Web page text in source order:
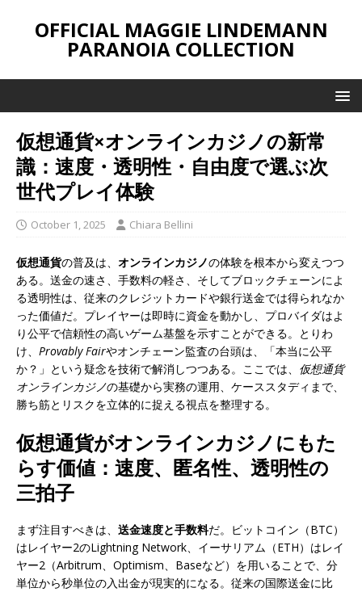
OFFICIAL MAGGIE LINDEMANN
PARANOIA COLLECTION
仮想通貨×オンラインカジノの新常
識：速度・透明性・自由度で選ぶ次
世代プレイ体験
October 1, 2025 Chiara Bellini
仮想通貨の普及は、 オンラインカジノの体験を根本から変えつつ
ある。送金の速さ、手数料の軽さ、そしてブロックチェーンによ
る透明性は、従来のクレジットカードや銀行送金では得られなか
った価値だ。プレイヤーは即時に資金を動かし、プロバイダはよ
り公平で信頼性の高いゲーム基盤を示すことができる。とりわ
け、 Provably Fairやオンチェーン監査の台頭は、「本当に公平
か？」という疑念を技術で解消しつつある。ここでは、 仮想通貨
オンラインカジノの基礎から実務の運用、ケーススタディまで、
勝ち筋とリスクを立体的に捉える視点を整理する。
仮想通貨がオンラインカジノにもた
らす価値：速度、匿名性、透明性の
三拍子
まず注目すべきは、 送金速度と手数料だ。ビットコイン（BTC）
はレイヤー2のLightning Network、イーサリアム（ETH）はレイ
ヤー2（Arbitrum、Optimism、Baseなど）を用いることで、分
単位から秒単位の入出金が現実的になる。従来の国際送金に比